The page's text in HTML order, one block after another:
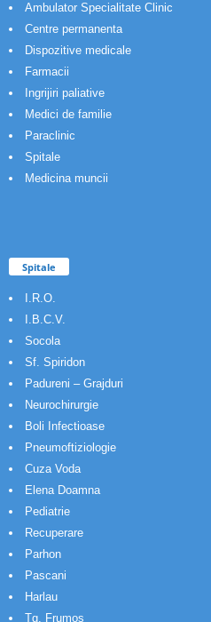
Ambulator Specialitate Clinic
Centre permanenta
Dispozitive medicale
Farmacii
Ingrijiri paliative
Medici de familie
Paraclinic
Spitale
Medicina muncii
Spitale
I.R.O.
I.B.C.V.
Socola
Sf. Spiridon
Padureni – Grajduri
Neurochirurgie
Boli Infectioase
Pneumoftiziologie
Cuza Voda
Elena Doamna
Pediatrie
Recuperare
Parhon
Pascani
Harlau
Tg. Frumos